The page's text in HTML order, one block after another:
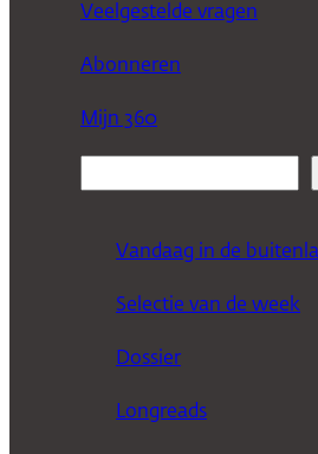
Veelgestelde vragen
Abonneren
Mijn 360
Vandaag in de
Selectie van de week
Dossier
Longreads